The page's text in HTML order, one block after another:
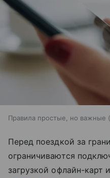
Правила простые, но важные
Перед поездкой за
ограничиваются
загрузкой офлайн-карт